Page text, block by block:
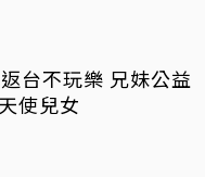
台不玩樂 兄妹公益
使兒女